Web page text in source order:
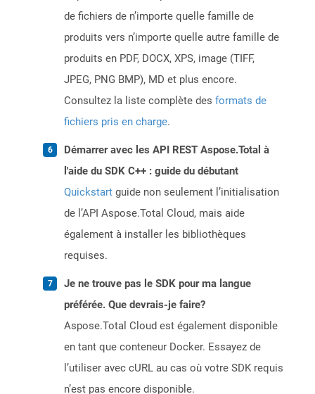
de fichiers de n’importe quelle famille de
produits vers n’importe quelle autre famille de
produits en PDF, DOCX, XPS, image (TIFF,
JPEG, PNG BMP), MD et plus encore.
Consultez la liste complète des formats de
fichiers pris en charge.
Démarrer avec les API REST Aspose.Total à
l'aide du SDK C++ : guide du débutant
Quickstart guide non seulement l’initialisation
de l’API Aspose.Total Cloud, mais aide
également à installer les bibliothèques
requises.
Je ne trouve pas le SDK pour ma langue
préférée. Que devrais-je faire?
Aspose.Total Cloud est également disponible
en tant que conteneur Docker. Essayez de
l’utiliser avec cURL au cas où votre SDK requis
n’est pas encore disponible.